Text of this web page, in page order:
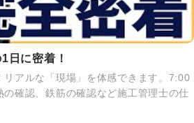
日に密着！
リアルな「現場」を体感できます。7:00
の確認、鉄筋の確認など施工管理士の仕